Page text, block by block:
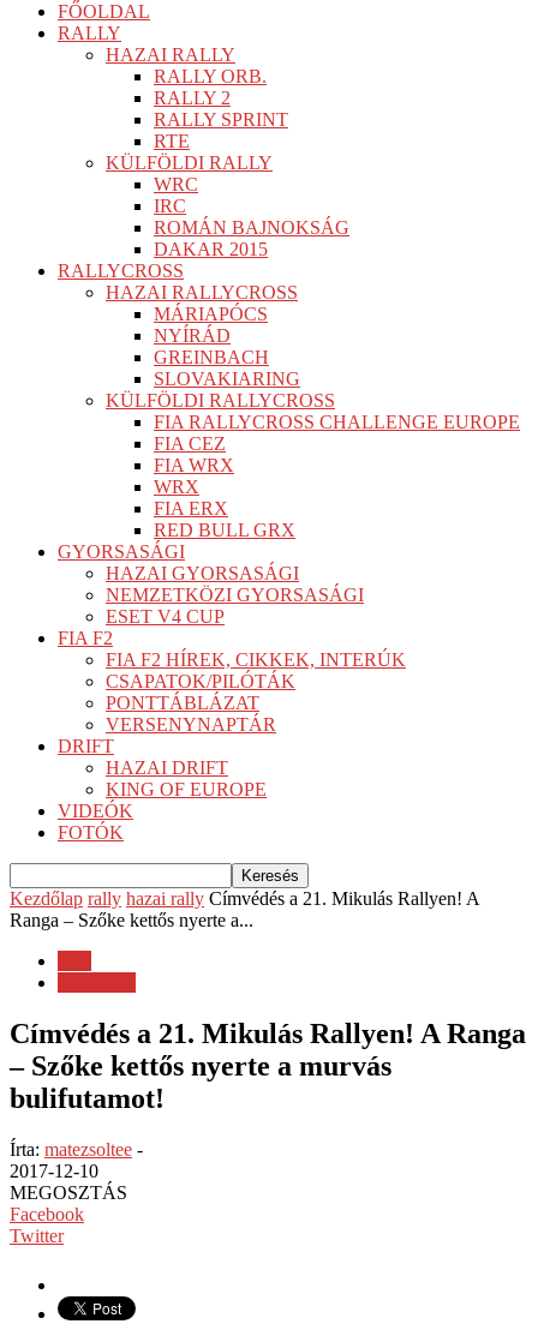
FŐOLDAL
RALLY
HAZAI RALLY
RALLY ORB.
RALLY 2
RALLY SPRINT
RTE
KÜLFÖLDI RALLY
WRC
IRC
ROMÁN BAJNOKSÁG
DAKAR 2015
RALLYCROSS
HAZAI RALLYCROSS
MÁRIAPÓCS
NYÍRÁD
GREINBACH
SLOVAKIARING
KÜLFÖLDI RALLYCROSS
FIA RALLYCROSS CHALLENGE EUROPE
FIA CEZ
FIA WRX
WRX
FIA ERX
RED BULL GRX
GYORSASÁGI
HAZAI GYORSASÁGI
NEMZETKÖZI GYORSASÁGI
ESET V4 CUP
FIA F2
FIA F2 HÍREK, CIKKEK, INTERÚK
CSAPATOK/PILÓTÁK
PONTTÁBLÁZAT
VERSENYNAPTÁR
DRIFT
HAZAI DRIFT
KING OF EUROPE
VIDEÓK
FOTÓK
Kezdőlap rally hazai rally Címvédés a 21. Mikulás Rallyen! A
Ranga – Szőke kettős nyerte a...
Címvédés a 21. Mikulás Rallyen! A Ranga
– Szőke kettős nyerte a murvás
bulifutamot!
Írta: matezsoltee -
2017-12-10
MEGOSZTÁS
Facebook
Twitter